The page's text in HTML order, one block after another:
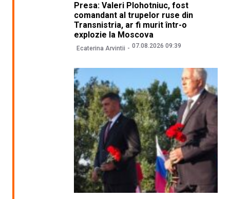
Presa: Valeri Plohotniuc, fost
comandant al trupelor ruse din
Transnistria, ar fi murit într-o
explozie la Moscova
Ecaterina Arvintii 07.08.2026 09:39